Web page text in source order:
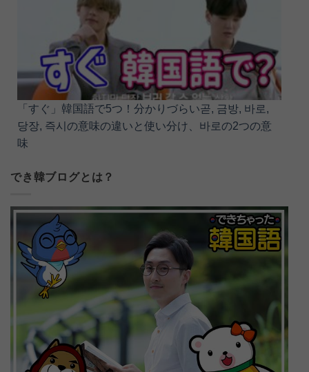
「すぐ」韓国語で5つ！分かりづらい곧, 금방, 바로,
당장, 즉시の意味の違いと使い分け、바로の2つの意
味
でき韓ブログとは？